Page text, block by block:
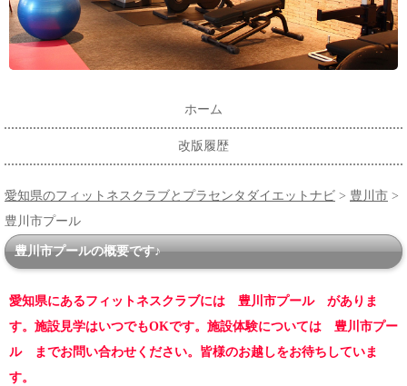
ホーム
改版履歴
愛知県のフィットネスクラブとプラセンタダイエットナビ > 豊川市 >
豊川市プール
豊川市プールの概要です♪
愛知県にあるフィットネスクラブには 豊川市プール がありま
す。施設見学はいつでもOKです。施設体験については 豊川市プー
ル までお問い合わせください。皆様のお越しをお待ちしていま
す。